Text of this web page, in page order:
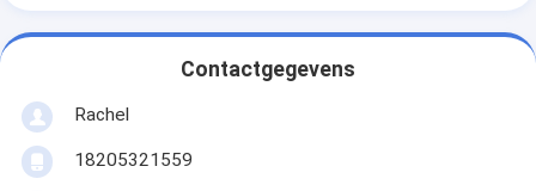
Contactgegevens
Rachel
18205321559